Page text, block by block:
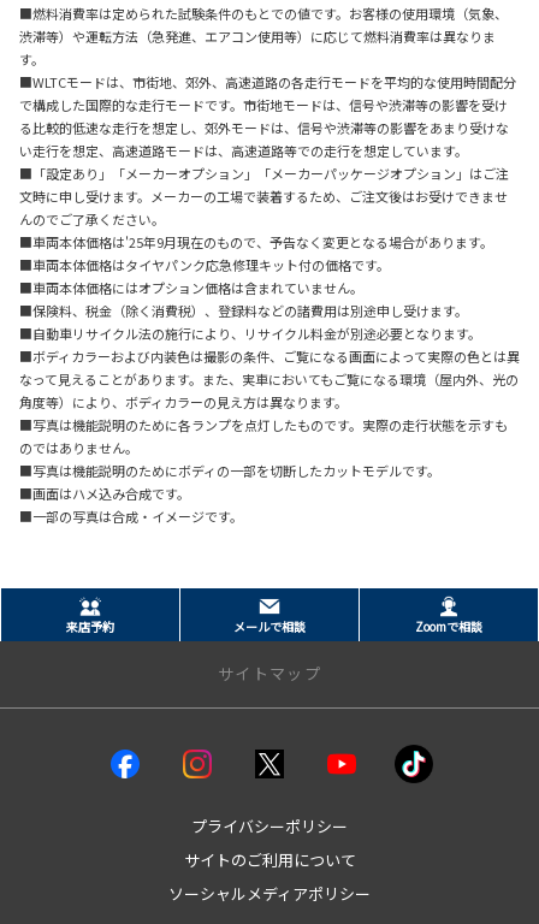
■燃料消費率は定められた試験条件のもとでの値です。お客様の使用環境（気象、
渋滞等）や運転方法（急発進、エアコン使用等）に応じて燃料消費率は異なりま
す。
■WLTCモードは、市街地、郊外、高速道路の各走行モードを平均的な使用時間配分
で構成した国際的な走行モードです。市街地モードは、信号や渋滞等の影響を受け
る比較的低速な走行を想定し、郊外モードは、信号や渋滞等の影響をあまり受けな
い走行を想定、高速道路モードは、高速道路等での走行を想定しています。
■「設定あり」「メーカーオプション」「メーカーパッケージオプション」はご注
文時に申し受けます。メーカーの工場で装着するため、ご注文後はお受けできませ
んのでご了承ください。
■車両本体価格は'25年9月現在のもので、予告なく変更となる場合があります。
■車両本体価格はタイヤパンク応急修理キット付の価格です。
■車両本体価格にはオプション価格は含まれていません。
■保険料、税金（除く消費税）、登録料などの諸費用は別途申し受けます。
■自動車リサイクル法の施行により、リサイクル料金が別途必要となります。
■ボディカラーおよび内装色は撮影の条件、ご覧になる画面によって実際の色とは異
なって見えることがあります。また、実車においてもご覧になる環境（屋内外、光の
角度等）により、ボディカラーの見え方は異なります。
■写真は機能説明のために各ランプを点灯したものです。実際の走行状態を示すも
のではありません。
■写真は機能説明のためにボディの一部を切断したカットモデルです。
■画面はハメ込み合成です。
■一部の写真は合成・イメージです。
来店予約 メールで相談 Zoomで相談
サイトマップ
プライバシーポリシー
サイトのご利用について
ソーシャルメディアポリシー